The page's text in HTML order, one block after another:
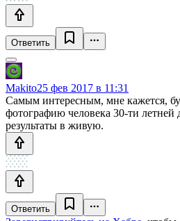
Ответить
Makito25 фев 2017 в 11:31
Самым интересным, мне кажется,
фотографию человека 30-ти летней
результаты в живую.
Ответить